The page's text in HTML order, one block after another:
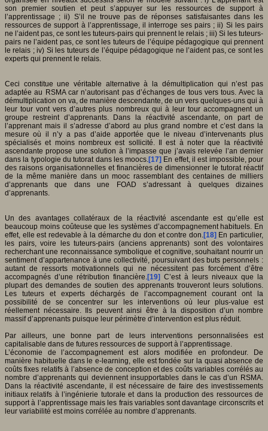
son premier soutien et peut s’appuyer sur les ressources de support à
l’apprentissage ; ii) S’il ne trouve pas de réponses satisfaisantes dans les
ressources de support à l’apprentissage, il interroge ses pairs ; ii) Si les pairs
ne l’aident pas, ce sont les tuteurs-pairs qui prennent le relais ; iii) Si les tuteurs-
pairs ne l’aident pas, ce sont les tuteurs de l’équipe pédagogique qui prennent
le relais ; iv) Si les tuteurs de l’équipe pédagogique ne l’aident pas, ce sont les
experts qui prennent le relais.
Ceci constitue une véritable alternative à la démultiplication qui n’est pas
adaptée au RSMA car n’autorisant pas d’échanges de tous vers tous. Avec la
démultiplication on va, de manière descendante, de un vers quelques-uns qui à
leur tour vont vers d’autres plus nombreux qui à leur tour accompagnent un
groupe restreint d’apprenants. Dans la réactivité ascendante, on part de
l’apprenant mais il s’adresse d’abord au plus grand nombre et c’est dans la
mesure où il n’y a pas d’aide apportée que le niveau d’intervenants plus
spécialisés et moins nombreux est sollicité. Il est à noter que la réactivité
ascendante propose une solution à l’impasse que j’avais relevée l’an dernier
dans la typologie du tutorat dans les moocs.[17] En effet, il est impossible, pour
des raisons organisationnelles et financières de dimensionner le tutorat réactif
de la même manière dans un mooc rassemblant des centaines de milliers
d’apprenants que dans une FOAD s’adressant à quelques dizaines
d’apprenants.
Un des avantages collatéraux de la réactivité ascendante est qu’elle est
beaucoup moins coûteuse que les systèmes d’accompagnement habituels. En
effet, elle est redevable à la démarche du don et contre don.[18]En particulier,
les pairs, voire les tuteurs-pairs (anciens apprenants) sont des volontaires
recherchant une reconnaissance symbolique et cognitive, souhaitant nourrir un
sentiment d’appartenance à une collectivité, poursuivant des buts personnels :
autant de ressorts motivationnels qui ne nécessitent pas forcément d’être
accompagnés d’une rétribution financière.[19] C’est à leurs niveaux que la
plupart des demandes de soutien des apprenants trouveront leurs solutions.
Les tuteurs et experts déchargés de l’accompagnement courant ont la
possibilité de se concentrer sur les interventions où leur plus-value est
réellement nécessaire. Ils peuvent ainsi être à la disposition d’un nombre
massif d’apprenants puisque leur périmètre d’intervention est plus réduit.
Par ailleurs, une bonne part de leurs interventions personnalisées est
capitalisable dans de futures ressources de support à l’apprentissage.
L’économie de l’accompagnement est alors modifiée en profondeur. De
manière habituelle dans le e-learning, elle est fondée sur la quasi absence de
coûts fixes relatifs à l’absence de conception et des coûts variables corrélés au
nombre d’apprenants qui deviennent insupportables dans le cas d’un RSMA.
Dans la réactivité ascendante, il est nécessaire de faire des investissements
initiaux relatifs à l’ingénierie tutorale et dans la production des ressources de
support à l’apprentissage mais les frais variables sont davantage circonscrits et
leur variabilité est moins corrélée au nombre d’apprenants.